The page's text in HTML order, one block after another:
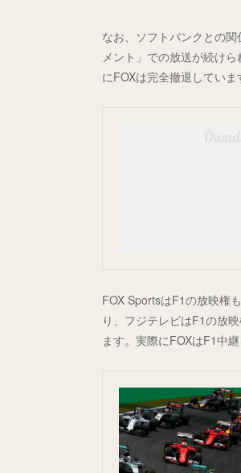
なお、ソフトバンクとの
メント」での放送が続け
にFOXは完全撤退していま
FOX SportsはF1の放映権
り、フジテレビはF1の放
ます。実際にFOXはF1中